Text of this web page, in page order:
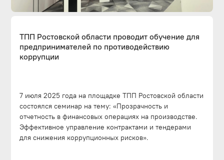
ТПП Ростовской области проводит обучение для
предпринимателей по противодействию
коррупции
7 июля 2025 года на площадке ТПП Ростовской области
состоялся семинар на тему: «Прозрачность и
отчетность в финансовых операциях на производстве.
⁠Эффективное управление контрактами и тендерами
для снижения коррупционных рисков».